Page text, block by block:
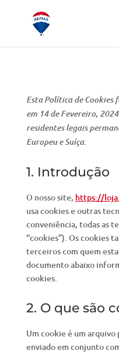
Esta Política de
em 14 de Fevereiro,
residentes legais
Europeu e Suíça.
1. Introdução
O nosso site, https://
usa cookies e outras
conveniência, todas as
“cookies”). Os cookies
terceiros com quem
documento abaixo
cookies.
2. O que são
Um cookie é um arquivo
enviado em conjunto